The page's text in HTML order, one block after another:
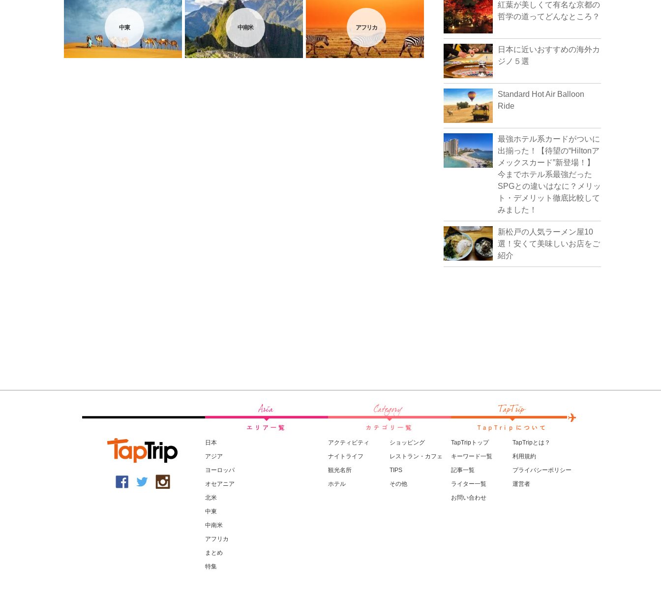
中東 中南米 アフリカ
紅葉が美しくて有名な京都の
哲学の道ってどんなところ？
日本に近いおすすめの海外カ
ジノ５選
Standard Hot Air Balloon
Ride
最強ホテル系カードがついに
出揃った！【待望の“Hiltonア
メックスカード”新登場！】
今までホテル系最強だった
SPGとの違いはなに？メリッ
ト・デメリット徹底比較して
みました！
新松戸の人気ラーメン屋10
選！安くて美味しいお店をご
紹介
日本
アジア
ヨーロッパ
オセアニア
北米
中東
中南米
アフリカ
まとめ
特集
アクティビティ
ナイトライフ
観光名所
ホテル
ショッピング
レストラン・カフェ
TIPS
その他
TapTripトップ
キーワード一覧
記事一覧
ライター一覧
お問い合わせ
TapTripとは？
利用規約
プライバシーポリシー
運営者